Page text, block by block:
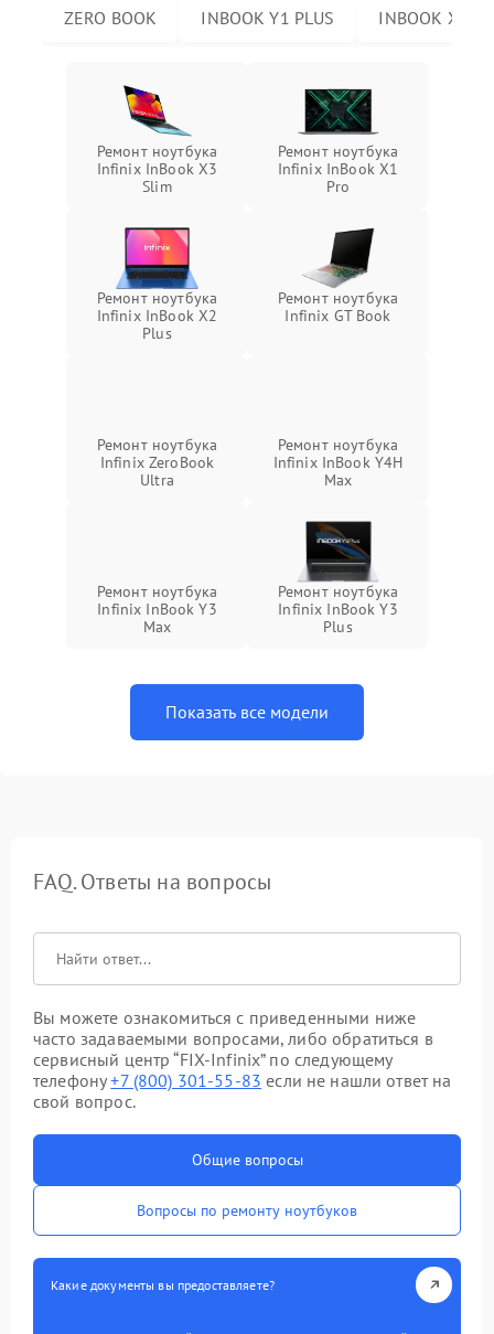
ZERO BOOK INBOOK Y1 PLUS INBOOK X2
Ремонт ноутбука
Infinix InBook X3
Slim
Ремонт ноутбука
Infinix InBook X1
Pro
Ремонт ноутбука
Infinix InBook X2
Plus
Ремонт ноутбука
Infinix GT Book
Ремонт ноутбука
Infinix ZeroBook
Ultra
Ремонт ноутбука
Infinix InBook Y4H
Max
Ремонт ноутбука
Infinix InBook Y3
Max
Ремонт ноутбука
Infinix InBook Y3
Plus
Показать все модели
FAQ. Ответы на вопросы
Вы можете ознакомиться с приведенными ниже
часто задаваемыми вопросами, либо обратиться в
сервисный центр “FIX-Infinix” по следующему
телефону+7 (800) 301-55-83 если не нашли ответ на
свой вопрос.
Общие вопросы
Вопросы по ремонту ноутбуков
Какие документы вы предоставляете?